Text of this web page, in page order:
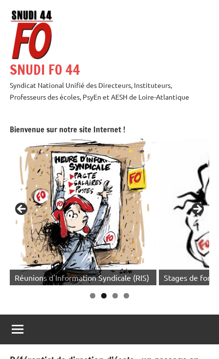
contenu
SNUDI FO 44
Syndicat National Unifié des Directeurs, Instituteurs,
Professeurs des écoles, PsyEn et AESH de Loire-Atlantique
Bienvenue sur notre site Internet !
Réunions d'Information Syndicale (RIS) Stages de